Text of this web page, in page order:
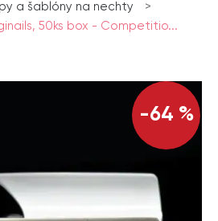
a šablóny na nechty
>
50ks box - Competitio...
-64 %